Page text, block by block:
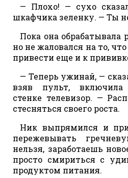
— Плохо! — сухо
шкафчика зеленку. — Ты
Пока она
но не жаловался на то,
привести еще и к
— Теперь ужинай, —
взяв пульт,
стенке телевизор. —
стесняться своего роста.
Ник выпрямился и
пережевывать
нельзя, заработаешь
просто смириться с
продуктом питания.